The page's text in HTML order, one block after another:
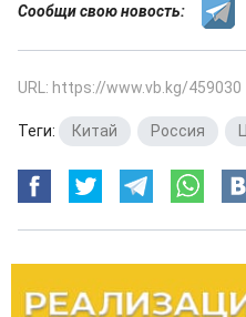
Сообщи свою новость:
URL: https://www.vb.kg/459030
Теги: Китай Россия